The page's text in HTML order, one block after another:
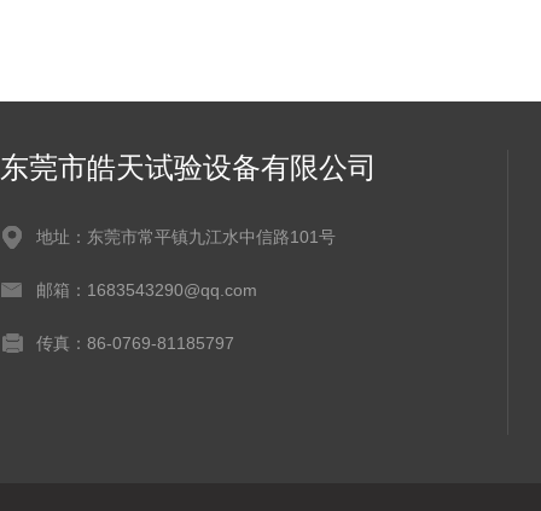
东莞市皓天试验设备有限公司
地址：东莞市常平镇九江水中信路101号
邮箱：1683543290@qq.com
传真：86-0769-81185797